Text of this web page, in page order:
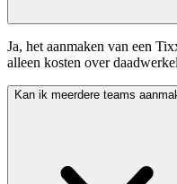
Ja, het aanmaken van een
alleen kosten over
Kan ik meerdere teams